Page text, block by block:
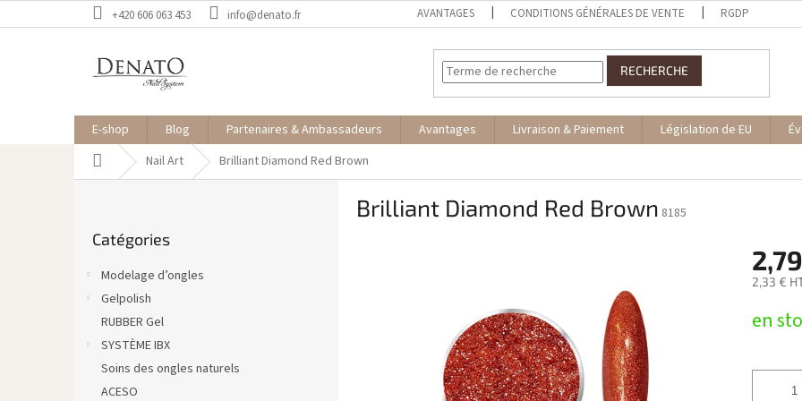
au
+420 606 063 453 info@denato.fr AVANTAGES CONDITIONS GÉNÉRALES DE VENTE RGDP
RECHERCHE
E-shop Blog Partenaires & Ambassadeurs Avantages Livraison & Paiement Législation de EU
AccueilNail Art Brilliant Diamond Red Brown
les
Catégories
Modelage d’ongles
Gelpolish
RUBBER Gel
SYSTÈME IBX
Soins des ongles naturels
ACESO
Brilliant Diamond Red Brown 8185
2,33 €
de
en